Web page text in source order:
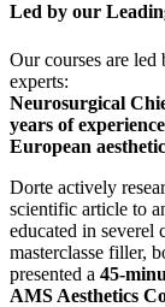
Led by our
Our courses are led
experts:
Neurosurgical
years of
European
Dorte actively
scientific article to
educated in severel
masterclasse filler,
presented a 45-
AMS Aesthetics